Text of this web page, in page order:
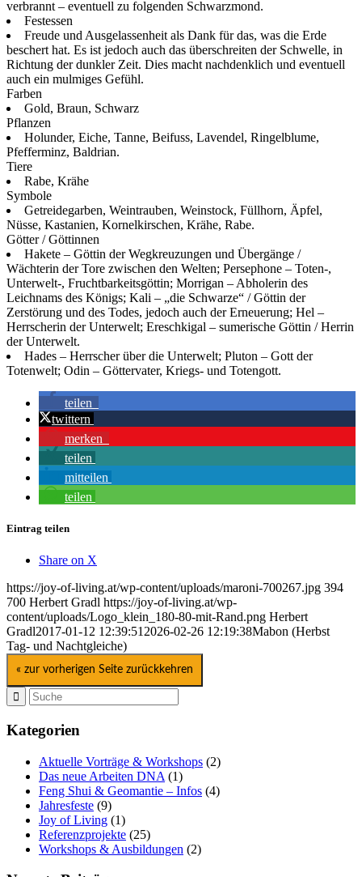
verbrannt – eventuell zu folgenden Schwarzmond.
Festessen
Freude und Ausgelassenheit als Dank für das, was die Erde
beschert hat. Es ist jedoch auch das überschreiten der Schwelle, in
Richtung der dunkler Zeit. Dies macht nachdenklich und eventuell
auch ein mulmiges Gefühl.
Farben
Gold, Braun, Schwarz
Pflanzen
Holunder, Eiche, Tanne, Beifuss, Lavendel, Ringelblume,
Pfefferminz, Baldrian.
Tiere
Rabe, Krähe
Symbole
Getreidegarben, Weintrauben, Weinstock, Füllhorn, Äpfel,
Nüsse, Kastanien, Kornelkirschen, Krähe, Rabe.
Götter / Göttinnen
Hakete – Göttin der Wegkreuzungen und Übergänge /
Wächterin der Tore zwischen den Welten; Persephone – Toten-,
Unterwelt-, Fruchtbarkeitsgöttin; Morrigan – Abholerin des
Leichnams des Königs; Kali – „die Schwarze“ / Göttin der
Zerstörung und des Todes, jedoch auch der Erneuerung; Hel –
Herrscherin der Unterwelt; Ereschkigal – sumerische Göttin / Herrin
der Unterwelt.
Hades – Herrscher über die Unterwelt; Pluton – Gott der
Totenwelt; Odin – Göttervater, Kriegs- und Totengott.
teilen
twittern
merken
teilen
mitteilen
teilen
Eintrag teilen
Share on X
https://joy-of-living.at/wp-content/uploads/maroni-700267.jpg 394
700 Herbert Gradl https://joy-of-living.at/wp-
content/uploads/Logo_klein_180-80-mit-Rand.png Herbert
Gradl2017-01-12 12:39:51 2026-02-26 12:19:38Mabon (Herbst
Tag- und Nachtgleiche)
« zur vorherigen Seite zurückkehren
Kategorien
Aktuelle Vorträge & Workshops (2)
Das neue Arbeiten DNA (1)
Feng Shui & Geomantie – Infos (4)
Jahresfeste (9)
Joy of Living (1)
Referenzprojekte (25)
Workshops & Ausbildungen (2)